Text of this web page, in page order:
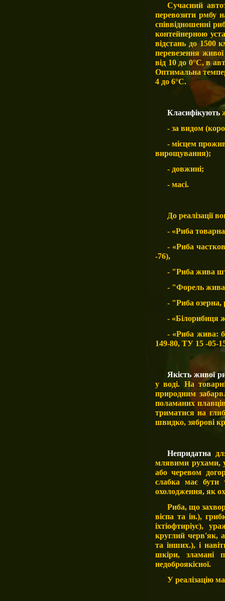
Сучасний
перевозити рмбу
співвідношенні
контейнерною
відстань до 1500
перевезення
від 10 до 0°С, в
Оптимальна
4 до 6°С.
Класифікують
- за видом
- місцем
вирощування);
- довжині;
- масі.
До реалізації
- «Риба
- «Риба
-76),
- "Риба жива
- "Форель
- "Риба озерна,
- «Білорибиця
- «Риба жива:
149-80, ТУ 15 -05-
Якість живої
у воді. На
природним
поламаних
триматися на
швидко, зяброві
Непридатна
млявими рухами,
або черевом
слабка має бути
охолодження, як
Риба, що
віспа та ін.),
іхтіофтиріус),
круглий черв'як,
та інших.), і
шкіри, зламані
недоброякісної.
У реалізацію